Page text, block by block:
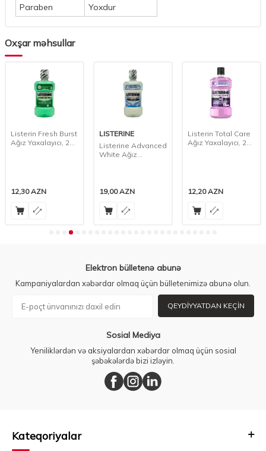
Paraben
Yoxdur
Oxşar məhsullar
Fresh Burst
250
LISTERINE
Listerine Advanced
White Ağız
AZN
Listerin Total Care
Ağız Yaxalayıcı, 250
AZN
Plus
Elektron bülletenə abunə
Kampaniyalardan xəbərdar olmaq üçün bülletenimizə abunə olun.
QEYDIYYATDAN KEÇIN
Sosial Mediya
Yeniliklərdən və aksiyalardan xəbərdar olmaq üçün sosial
şəbəkələrdə bizi izləyin.
Kateqoriyalar